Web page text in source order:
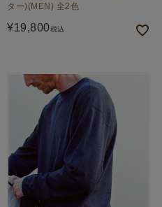
ター)(MEN) 全2色
¥19,800税込